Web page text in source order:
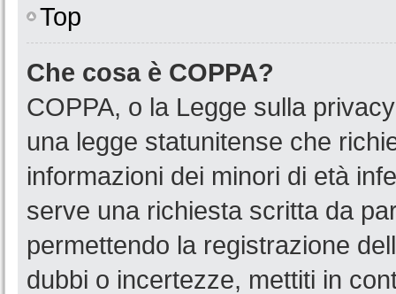
Top
Che cosa è COPPA?
COPPA, o la Legge sulla
una legge statunitense che
informazioni dei minori di età
serve una richiesta scritta da
permettendo la registrazione
dubbi o incertezze, mettiti in